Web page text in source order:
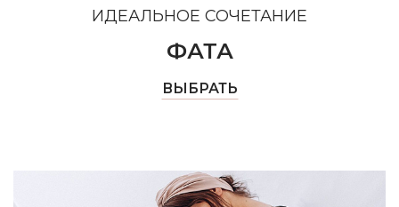
ИДЕАЛЬНОЕ СОЧЕТАНИЕ
ФАТА
ВЫБРАТЬ